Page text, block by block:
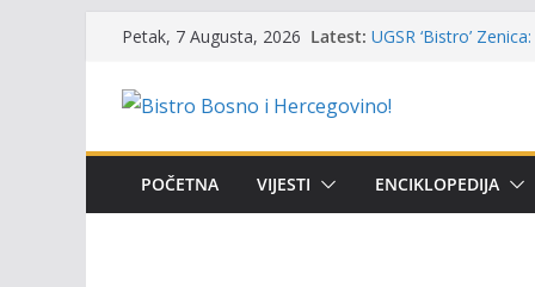
content
Petak, 7 Augusta, 2026 Latest: UGSR ‘Bistro’
i amura’
osobe sa
Održan 15.
POČETNA VIJESTI ENCIKLOPEDIJA